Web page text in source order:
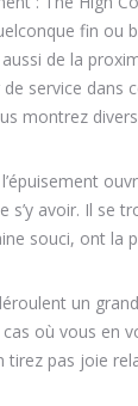
fin
de la
service dans
montrez
s’y avoir. Il se
souci, ont la
un
où vous en
pas joie